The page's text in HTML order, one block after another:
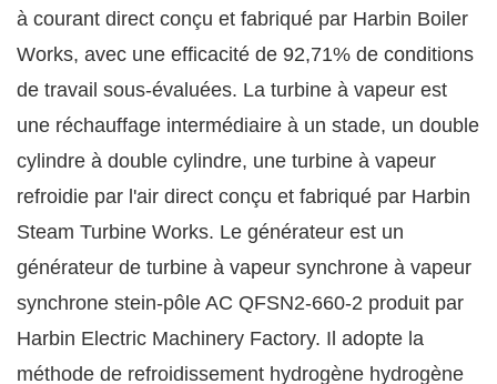
à courant direct conçu et fabriqué par Harbin Boiler
Works, avec une efficacité de 92,71% de conditions
de travail sous-évaluées. La turbine à vapeur est
une réchauffage intermédiaire à un stade, un double
cylindre à double cylindre, une turbine à vapeur
refroidie par l'air direct conçu et fabriqué par Harbin
Steam Turbine Works. Le générateur est un
générateur de turbine à vapeur synchrone à vapeur
synchrone stein-pôle AC QFSN2-660-2 produit par
Harbin Electric Machinery Factory. Il adopte la
méthode de refroidissement hydrogène hydrogène